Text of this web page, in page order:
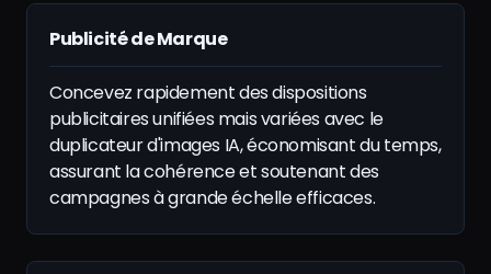
Publicité de Marque
Concevez rapidement des dispositions
publicitaires unifiées mais variées avec le
duplicateur d'images IA, économisant du temps,
assurant la cohérence et soutenant des
campagnes à grande échelle efficaces.